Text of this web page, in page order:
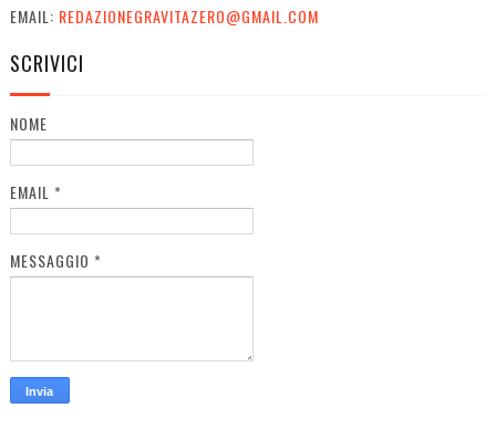
EMAIL: REDAZIONEGRAVITAZERO@GMAIL.COM
SCRIVICI
NOME
EMAIL *
MESSAGGIO *